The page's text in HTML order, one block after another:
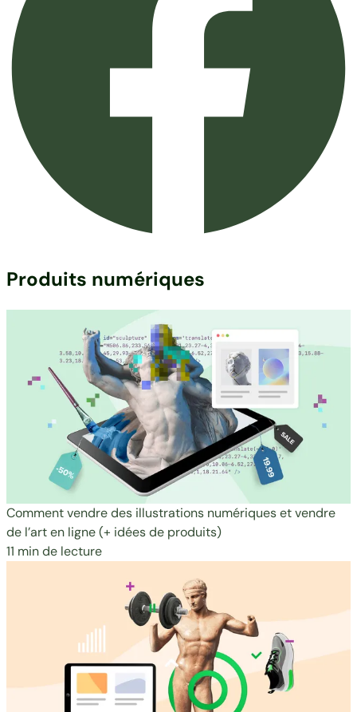
Produits numériques
Comment vendre des illustrations numériques et vendre
de l’art en ligne (+ idées de produits)
11 min de lecture